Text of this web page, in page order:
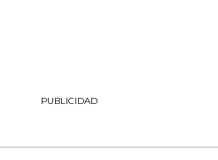
PUBLICIDAD